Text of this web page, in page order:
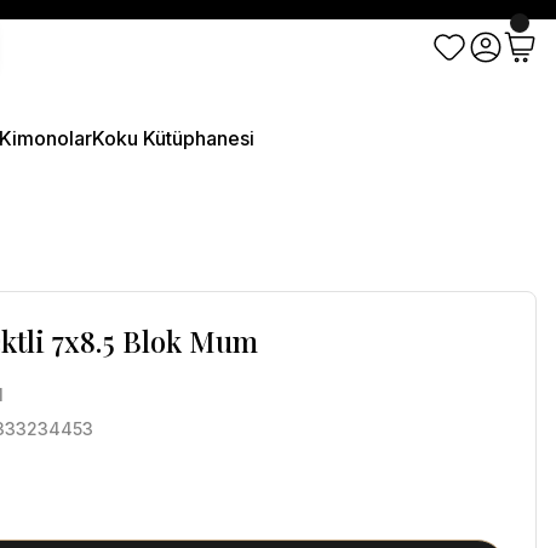
Koku Kütüphanesi
7x8.5 Blok Mum